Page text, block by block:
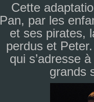
Cette
Pan, par les
et ses pira­tes,
per­dus et
qui s’adresse
grands